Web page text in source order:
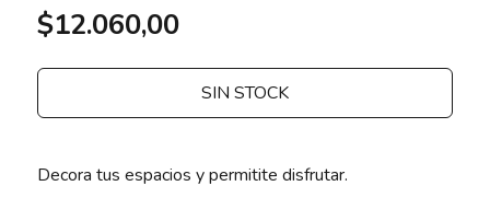
$12.060,00
SIN STOCK
Decora tus espacios y permitite disfrutar.